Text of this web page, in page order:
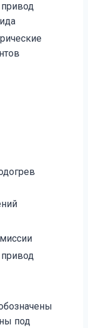
привод
привод
под